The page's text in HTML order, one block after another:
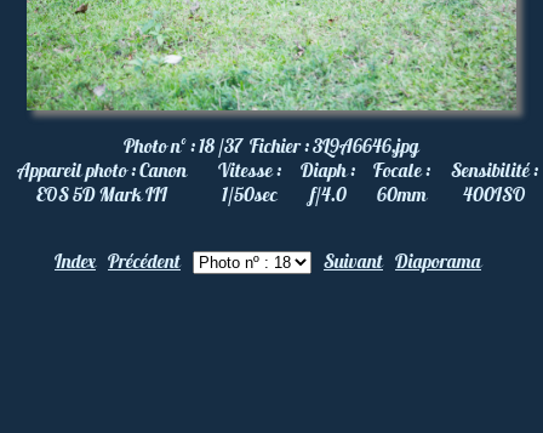
Photo nº :18 /37 Fichier :3L9A6646.jpg
Appareil photo :Canon
EOS 5D Mark III
Vitesse :
1/50sec
Diaph :
f/4.0
Focale :
60mm
Sensibilité :
400ISO
Index Précédent Suivant Diaporama